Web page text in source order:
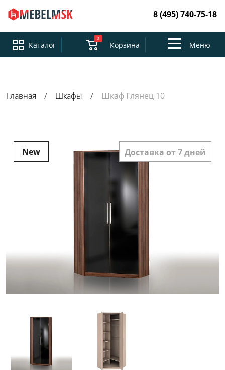
8 (495) 740-75-18
Каталог
0
Корзина
ToggleМеню
Главная Шкафы Шкаф Глянец 10
New Доставка от 7 дней